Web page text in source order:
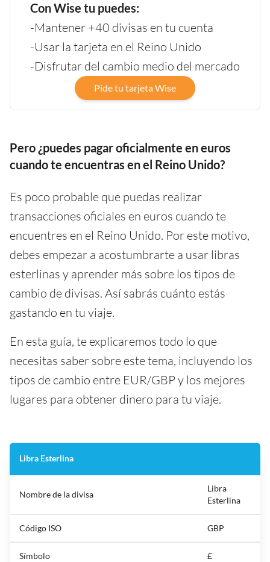
Con Wise tu puedes:
-Mantener +40 divisas en tu cuenta
-Usar la tarjeta en el Reino Unido
-Disfrutar del cambio medio del mercado
Pide tu tarjeta Wise
Pero ¿puedes pagar oficialmente en euros
cuando te encuentras en el Reino Unido?
Es poco probable que puedas realizar
transacciones oficiales en euros cuando te
encuentres en el Reino Unido. Por este motivo,
debes empezar a acostumbrarte a usar libras
esterlinas y aprender más sobre los tipos de
cambio de divisas. Así sabrás cuánto estás
gastando en tu viaje.
En esta guía, te explicaremos todo lo que
necesitas saber sobre este tema, incluyendo los
tipos de cambio entre EUR/GBP y los mejores
lugares para obtener dinero para tu viaje.
Libra Esterlina
Nombre de la divisa
Libra
Esterlina
Código ISO GBP
Símbolo £